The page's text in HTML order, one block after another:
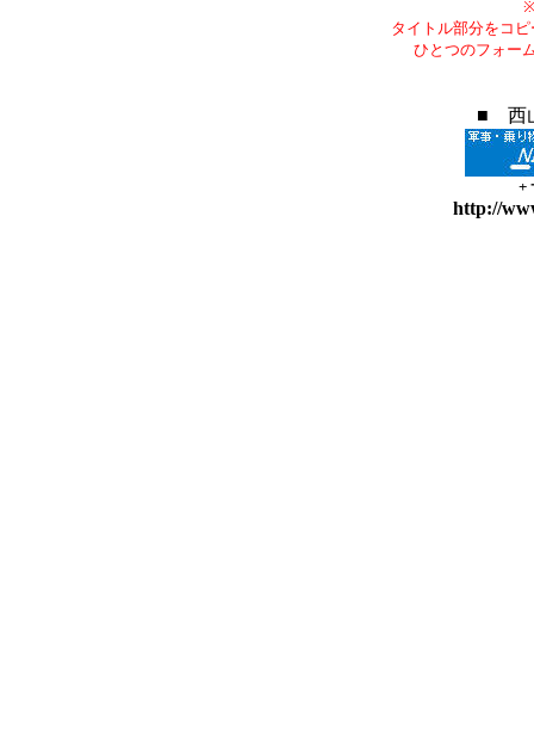
タイトル部分をコ
ひとつのフォー
■ 西
+
http://